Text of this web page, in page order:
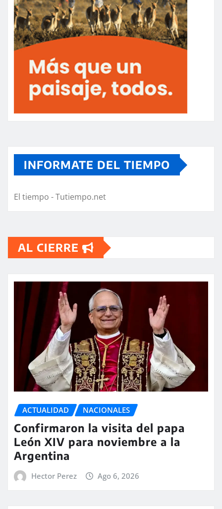
INFORMATE DEL TIEMPO
El tiempo - Tutiempo.net
AL CIERRE
ACTUALIDAD NACIONALES
Confirmaron la visita del papa
León XIV para noviembre a la
Argentina
Hector Perez Ago 6, 2026